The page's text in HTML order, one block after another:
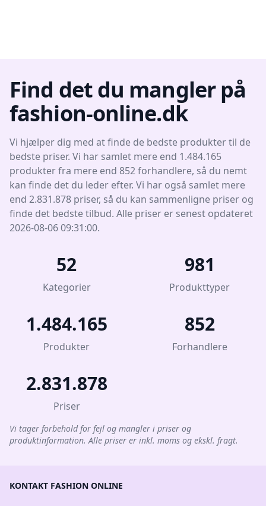
Find det du mangler på
fashion-online.dk
Vi hjælper dig med at finde de bedste produkter til de
bedste priser. Vi har samlet mere end 1.484.165
produkter fra mere end 852 forhandlere, så du nemt
kan finde det du leder efter. Vi har også samlet mere
end 2.831.878 priser, så du kan sammenligne priser og
finde det bedste tilbud. Alle priser er senest opdateret
2026-08-06 09:31:00.
52
Kategorier
981
Produkttyper
1.484.165
Produkter
852
Forhandlere
2.831.878
Priser
Vi tager forbehold for fejl og mangler i priser og
produktinformation. Alle priser er inkl. moms og ekskl. fragt.
KONTAKT FASHION ONLINE